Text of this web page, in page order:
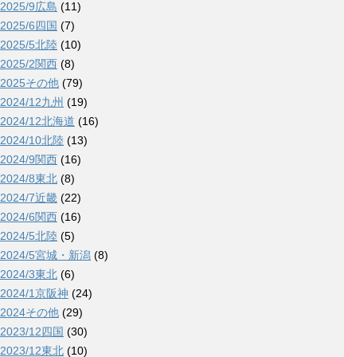
2025/9広島 (11)
2025/6四国 (7)
2025/5北陸 (10)
2025/2関西 (8)
2025その他 (79)
2024/12九州 (19)
2024/12北海道 (16)
2024/10北陸 (13)
2024/9関西 (16)
2024/8東北 (8)
2024/7近畿 (22)
2024/6関西 (16)
2024/5北陸 (5)
2024/5宮城・新潟 (8)
2024/3東北 (6)
2024/1京阪神 (24)
2024その他 (29)
2023/12四国 (30)
2023/12東北 (10)